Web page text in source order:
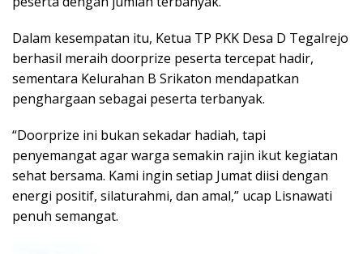
Dalam kesempatan itu, Ketua TP PKK Desa D Tegalrejo
berhasil meraih doorprize peserta tercepat hadir,
sementara Kelurahan B Srikaton mendapatkan
penghargaan sebagai peserta terbanyak.
“Doorprize ini bukan sekadar hadiah, tapi
penyemangat agar warga semakin rajin ikut kegiatan
sehat bersama. Kami ingin setiap Jumat diisi dengan
energi positif, silaturahmi, dan amal,” ucap Lisnawati
penuh semangat.